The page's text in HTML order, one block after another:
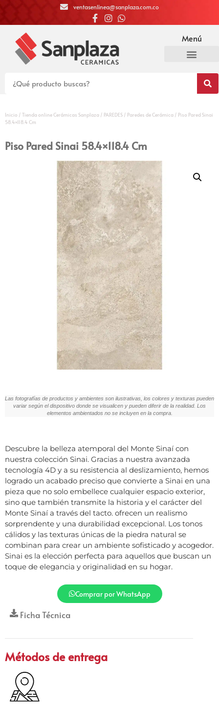
ventasenlinea@sanplaza.com.co
Menú
Inicio / Tienda online Cerámicas Sanplaza / PAREDES / Paredes de Cerámica / Piso Pared Sinai
58.4×118.4 Cm
Piso Pared Sinai 58.4×118.4 Cm
Las fotografías de productos y ambientes son ilustrativas, los colores y texturas pueden
variar según el dispositivo donde se visualicen y pueden diferir de la realidad. Los
elementos ambientados no se incluyen en la compra.
Descubre la belleza atemporal del Monte Sinaí con
nuestra colección Sinai. Gracias a nuestra avanzada
tecnología 4D y a su resistencia al deslizamiento, hemos
logrado un acabado preciso que convierte a Sinai en una
pieza que no solo embellece cualquier espacio exterior,
sino que también transmite la historia y el carácter del
Monte Sinaí a través del tacto. ofrecen un realismo
sorprendente y una durabilidad excepcional. Los tonos
cálidos y las texturas únicas de la piedra natural se
combinan para crear un ambiente sofisticado y acogedor.
Sinai es la elección perfecta para aquellos que buscan un
toque de elegancia y originalidad en su hogar.
Comprar por WhatsApp
Ficha Técnica
Métodos de entrega